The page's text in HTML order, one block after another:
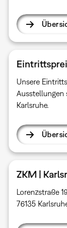
Unsere
Ausstellungen
Karlsruhe.
ZKM |
Lorenzstraße
76135